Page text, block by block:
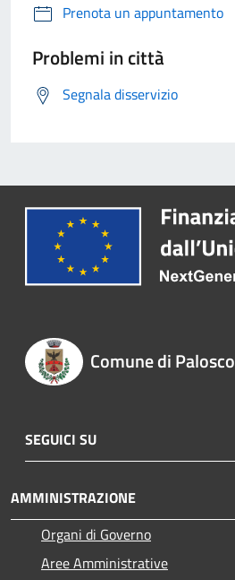
Prenota un appuntamento
Problemi in città
Segnala disservizio
Comune di Palosco
SEGUICI SU
AMMINISTRAZIONE
Organi di Governo
Aree Amministrative